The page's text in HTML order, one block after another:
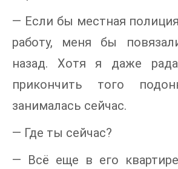
— Если бы местная
работу, меня бы
назад. Хотя я даже
прикончить того
занималась сейчас.
— Где ты сейчас?
— Всё еще в его